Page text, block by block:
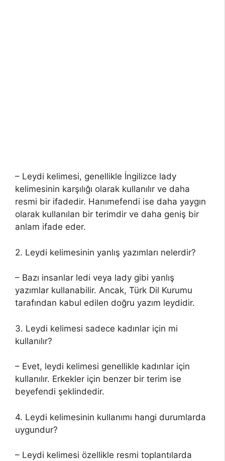
– Leydi kelimesi, genellikle İngilizce lady
kelimesinin karşılığı olarak kullanılır ve daha
resmi bir ifadedir. Hanımefendi ise daha yaygın
olarak kullanılan bir terimdir ve daha geniş bir
anlam ifade eder.
2. Leydi kelimesinin yanlış yazımları nelerdir?
– Bazı insanlar ledi veya lady gibi yanlış
yazımlar kullanabilir. Ancak, Türk Dil Kurumu
tarafından kabul edilen doğru yazım leydidir.
3. Leydi kelimesi sadece kadınlar için mi
kullanılır?
– Evet, leydi kelimesi genellikle kadınlar için
kullanılır. Erkekler için benzer bir terim ise
beyefendi şeklindedir.
4. Leydi kelimesinin kullanımı hangi durumlarda
uygundur?
– Leydi kelimesi özellikle resmi toplantılarda